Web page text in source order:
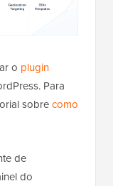
o plugin
Para
sobrecomo
de
do